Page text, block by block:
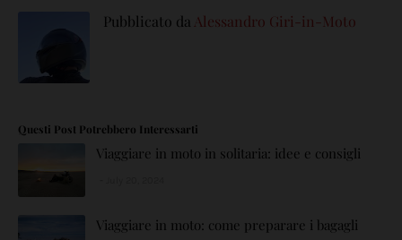
Pubblicato da Alessandro Giri-in-Moto
Questi Post Potrebbero Interessarti
Viaggiare in moto in solitaria: idee e consigli
Viaggiare in moto: come preparare i bagagli